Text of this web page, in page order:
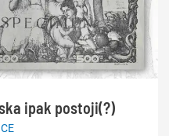
ipak postoji(?)